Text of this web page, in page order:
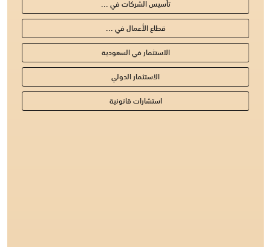
تأسيس الشركات في ...
قطاع الأعمال في ...
الاستثمار في السعودية
الاستثمار الدولي
استشارات قانونية